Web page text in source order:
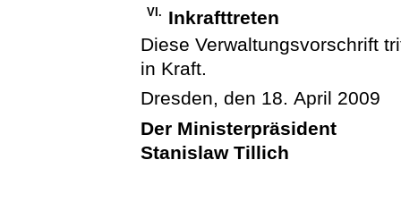
VI. Inkrafttreten
Diese Verwaltungsvorschrift
in Kraft.
Dresden, den 18. April 2009
Der Ministerpräsident
Stanislaw Tillich